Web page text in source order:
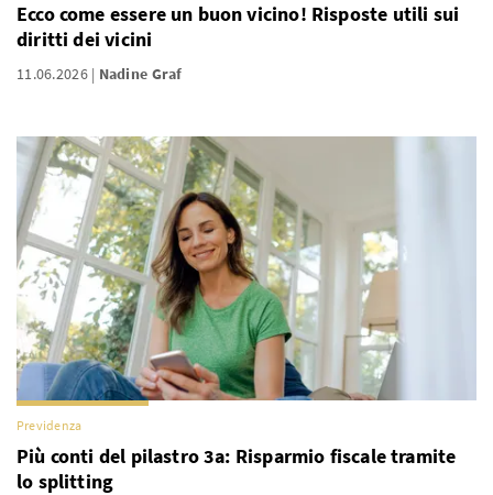
Ecco come essere un buon vicino! Risposte utili sui
diritti dei vicini
11.06.2026 Nadine Graf
Previdenza
Più conti del pilastro 3a: Risparmio fiscale tramite
lo splitting